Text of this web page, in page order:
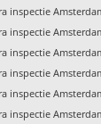
inspectie
inspectie
inspectie
inspectie
inspectie
inspectie